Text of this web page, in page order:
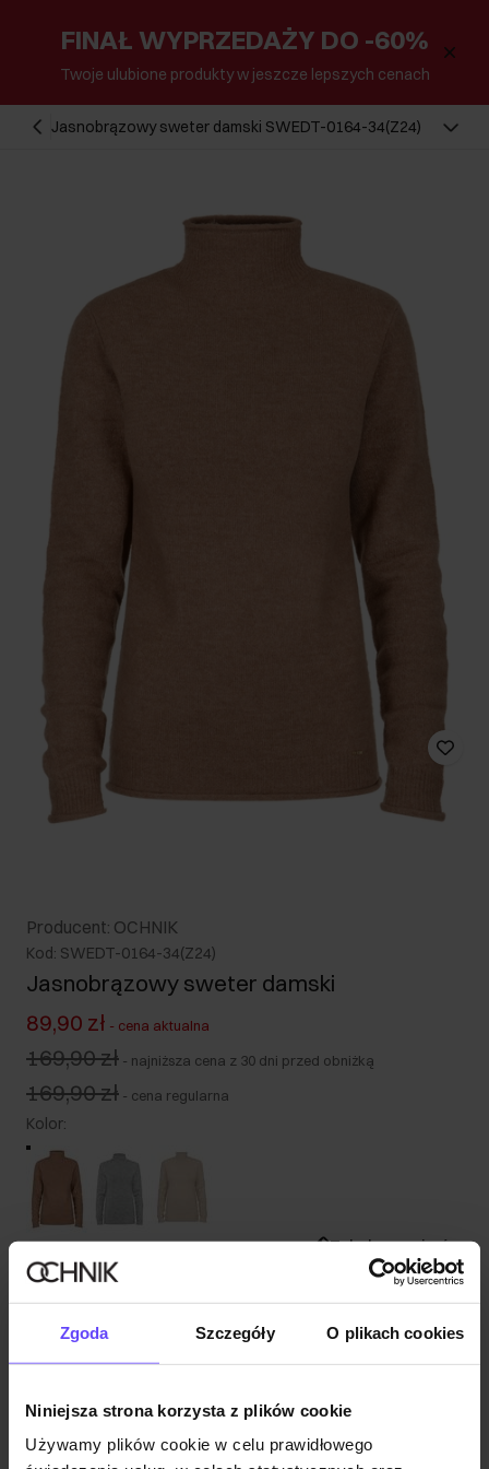
Zgoda Szczegóły O plikach cookies
Niniejsza strona korzysta z plików cookie
Używamy plików cookie w celu prawidłowego
FINAŁ WYPRZEDAŻY DO -60%
Twoje ulubione produkty w jeszcze lepszych cenach
Jasnobrązowy sweter damski SWEDT-0164-34(Z24)
Producent: OCHNIK
Kod: SWEDT-0164-34(Z24)
Jasnobrązowy sweter damski
89,90 zł - cena aktualna
169,90 zł - najniższa cena z 30 dni przed obniżką
169,90 zł - cena regularna
Kolor:
Tabela rozmiarów
Wybierz rozmiar
Nasza modelka ma 177 cm wzrostu i nosi rozmiar S.
Wysyłka w 1 dzień roboczy
Opinie